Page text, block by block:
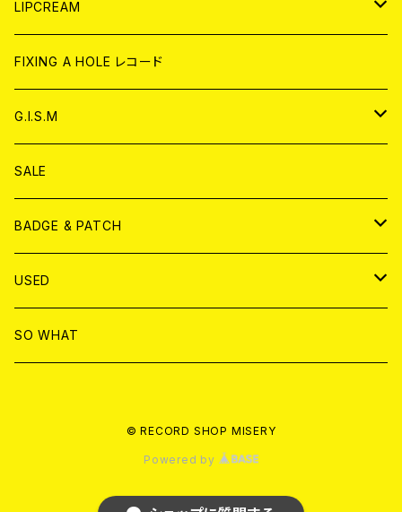
CD
ANALOG
WORLD
CD
ANALOG
JAPAN
CD
ANALOG
WORLD
CD
ANALOG
LIPCREAM
CD
アナログ
DVD
T-shirt & WEAR
FIXING A HOLE レコード
G.I.S.M
CD
ANALOG
T-SHIRT & WEAR
DVD
SALE
BADGE & PATCH
BADGE
PATCH
USED
書籍
SO WHAT
© RECORD SHOP MISERY
Powered by